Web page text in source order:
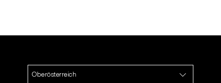
Oberösterreich